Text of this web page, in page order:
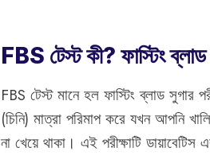
FBS টেস্ট কী? ফাস্টিং ব্লাড
FBS টেস্ট মানে হল ফাস্টিং ব্লাড সুগার
(চিনি) মাত্রা পরিমাপ করে যখন আপনি
না খেয়ে থাকা। এই পরীক্ষাটি